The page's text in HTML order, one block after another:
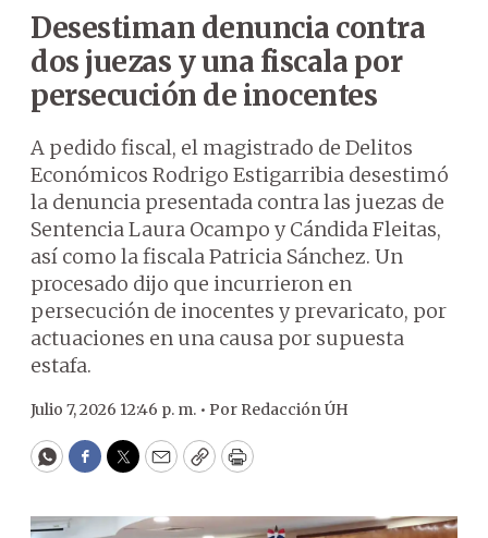
Desestiman denuncia contra
dos juezas y una fiscala por
persecución de inocentes
A pedido fiscal, el magistrado de Delitos
Económicos Rodrigo Estigarribia desestimó
la denuncia presentada contra las juezas de
Sentencia Laura Ocampo y Cándida Fleitas,
así como la fiscala Patricia Sánchez. Un
procesado dijo que incurrieron en
persecución de inocentes y prevaricato, por
actuaciones en una causa por supuesta
estafa.
Julio 7, 2026 12:46 p. m. • Por Redacción ÚH
WhatsApp
Facebook
Twitter
EmailCopyPrint